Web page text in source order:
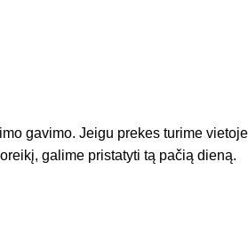
gavimo. Jeigu prekes turime vietoje
galime pristatyti tą pačią dieną.